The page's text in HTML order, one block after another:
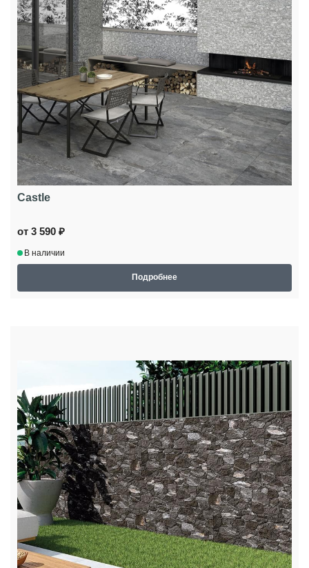
Castle
от 3 590 ₽
В наличии
Подробнее